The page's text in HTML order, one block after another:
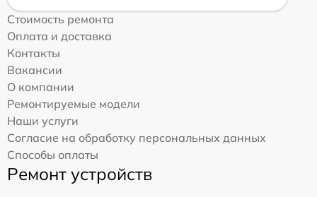
Стоимость ремонта
Оплата и доставка
Контакты
Вакансии
О компании
Ремонтируемые модели
Наши услуги
Согласие на обработку персональных данных
Способы оплаты
Ремонт устройств